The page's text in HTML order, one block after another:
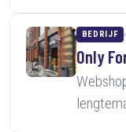
BEDRIJF
Only